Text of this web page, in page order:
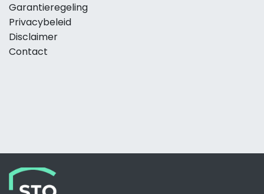
Garantieregeling
Privacybeleid
Disclaimer
Contact